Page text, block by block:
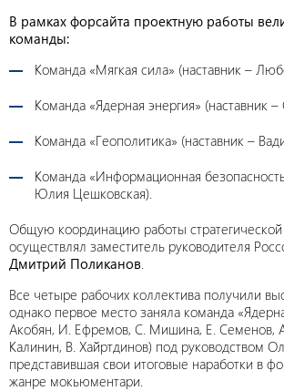
В рамках форсайта проектную работы
команды:
Команда «Мягкая сила» (наставник –
Команда «Ядерная энергия» (наставник
Команда «Геополитика» (наставник –
Команда «Информационная
Юлия Цешковская).
Общую координацию работы стратегической
осуществлял заместитель руководителя
Дмитрий Поликанов.
Все четыре рабочих коллектива получили
однако первое место заняла команда
Акобян, И. Ефремов, С. Мишина, Е. Семенов,
Калинин, В. Хайртдинов) под руководством
представившая свои итоговые наработки в
жанре мокьюментари.